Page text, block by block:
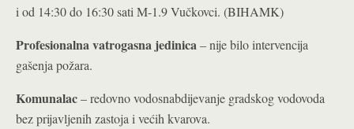
i od 14:30 do 16:30 sati M-1.9 Vučkovci. (BIHAMK)
Profesionalna vatrogasna jedinica– nije bilo intervencija
gašenja požara.
Komunalac– redovno vodosnabdijevanje gradskog vodovoda
bez prijavljenih zastoja i većih kvarova.